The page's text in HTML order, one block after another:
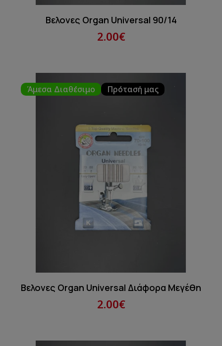
Βελονες Organ Universal 90/14
2.00€
Άμεσα Διαθέσιμο Πρότασή μας
Βελονες Organ Universal Διάφορα Μεγέθη
2.00€